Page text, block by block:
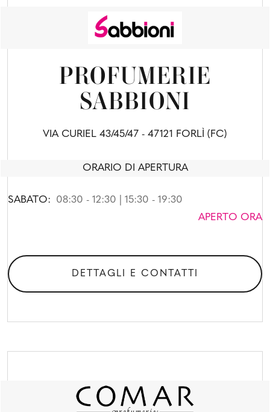
PROFUMERIE
SABBIONI
VIA CURIEL 43/45/47 - 47121 FORLÌ (FC)
ORARIO DI APERTURA
SABATO:
08:30 - 12:30 | 15:30 - 19:30
APERTO ORA
DETTAGLI E CONTATTI